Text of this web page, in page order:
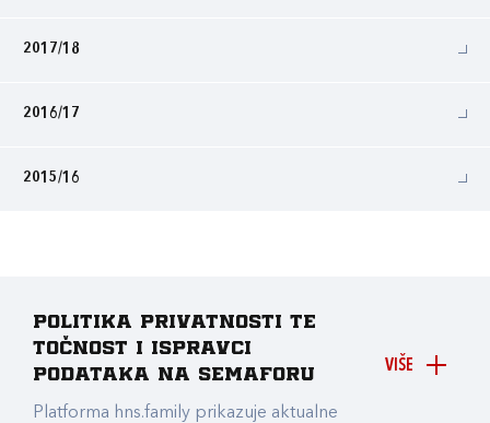
2017/18
2016/17
2015/16
VIŠE
Politika privatnosti te
točnost i ispravci
podataka na Semaforu
Platforma hns.family prikazuje aktualne